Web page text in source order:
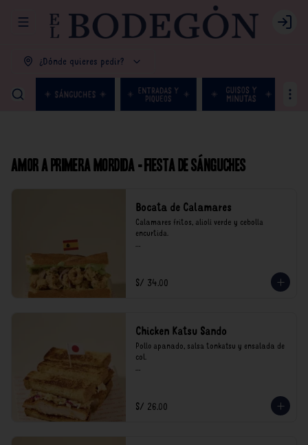
Abrir menu de navegación Login
¿Dónde quieres pedir?
Amor a primera mordida - Fiesta de Sánguches
Bocata de Calamares
Calamares fritos, alioli verde y cebolla
encurtida.
consumo.
S/ 34.00
Chicken Katsu Sando
Pollo apanado, salsa tonkatsu y ensalada de
col.
consumo.
S/ 26.00